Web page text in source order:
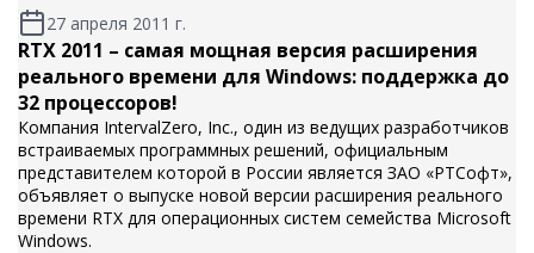
27 апреля 2011 г.
RTX 2011 – самая мощная версия расширения
реального времени для Windows: поддержка до
32 процессоров!
Компания IntervalZero, Inc., один из ведущих разработчиков
встраиваемых программных решений, официальным
представителем которой в России является ЗАО «РТСофт»,
объявляет о выпуске новой версии расширения реального
времени RTX для операционных систем семейства Microsoft
Windows.